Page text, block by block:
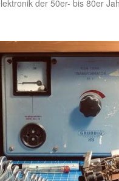
der 50er- bis 80er